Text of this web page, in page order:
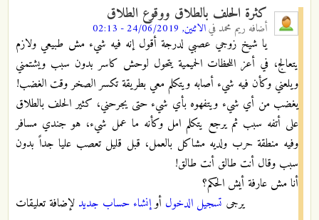
كثرة الحلف بالطلاق ووقوع الطلاق
أضافه ريم محمد فيالاثنين, 24/06/2019 - 02:13
يا شيخ زوجي عصبي لدرجة أقول إنه فيه شيء مش طبيعي ولازم
يتعالج، في أعز اللحظات الحميمية يتحول لوحش كاسر بدون سبب ويشتمني
ويلعني وكأن فيه شيء أصابه ويتكلم معي بطريقة تكسر الصخر وقت الغضب!
يغضب من أي شيء ويتفهوه بأي شيء حتى يجرحني، كثير الحلف بالطلاق
على أتفه سبب ثم يرجع يتكلم امل وكأنه ما عمل شيء، هو جندي مسافر
وفيه منطقة حرب ولديه مشاكل بالعمل، قبل قليل تعصب عليا جداً بدون
سبب وقال أنت طالق أنت طالق!
أنا مش عارفة أيش الحكم؟
يرجى تسجيل الدخول أوإنشاء حساب جديد لإضافة تعليقات